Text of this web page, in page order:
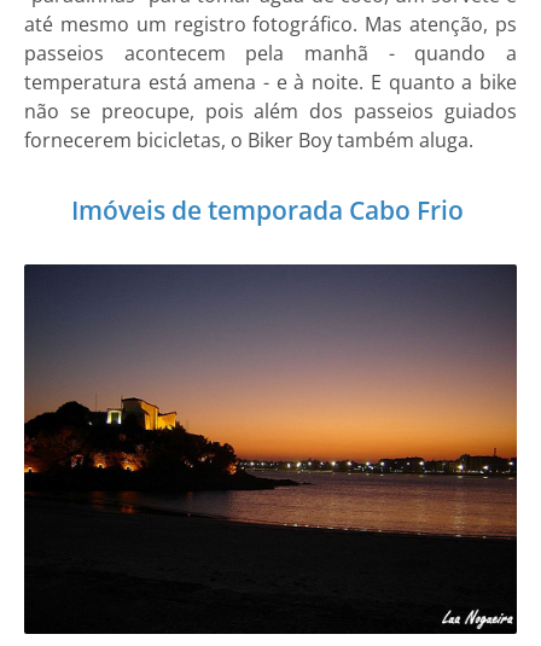
até mesmo um registro fotográfico. Mas atenção, ps
passeios acontecem pela manhã - quando a
temperatura está amena - e à noite. E quanto a bike
não se preocupe, pois além dos passeios guiados
fornecerem bicicletas, o Biker Boy também aluga.
Imóveis de temporada Cabo Frio